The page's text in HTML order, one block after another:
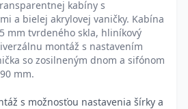
kabíny s
a bielej akrylovej vaničky. Kabína
mm tvrdeného skla, hliníkový
montáž s nastavením
so zosilneným dnom a sifónom
mm.
s možnosťou nastavenia šírky a